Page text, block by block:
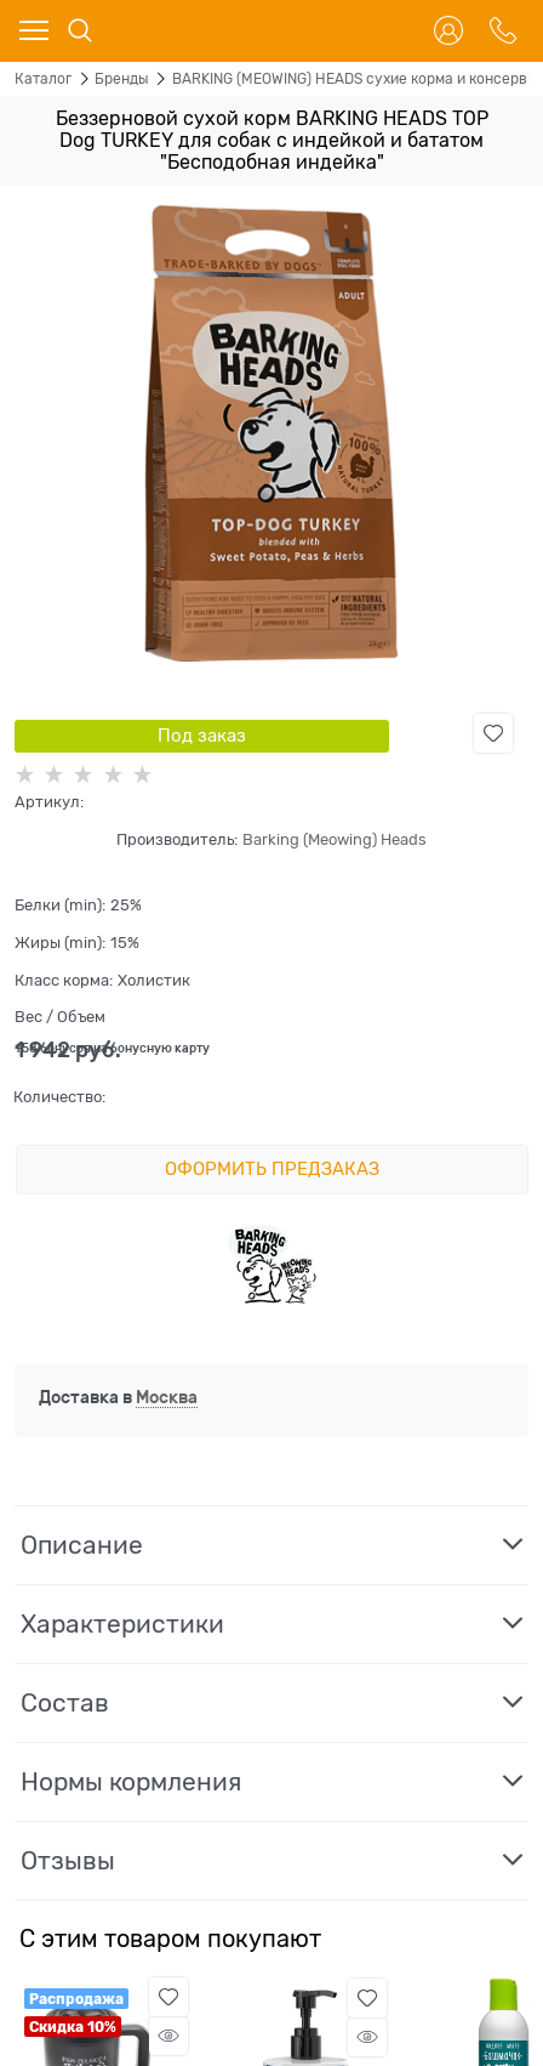
Каталог Бренды BARKING (MEOWING) HEADS сухие корма и
Беззерновой сухой корм BARKING HEADS TOP
Dog TURKEY для собак с индейкой и бататом
"Бесподобная индейка"
Под заказ
Артикул:
Производитель: Barking (Meowing) Heads
Белки (min): 25%
Жиры (min): 15%
Класс корма: Холистик
Вес / Объем
1 942 руб.
+58 бонусов на бонусную карту
Количество:
ОФОРМИТЬ ПРЕДЗАКАЗ
Доставка в Москва
Описание
Характеристики
Состав
Нормы кормления
Отзывы
С этим товаром покупают
Распродажа
Скидка 10%